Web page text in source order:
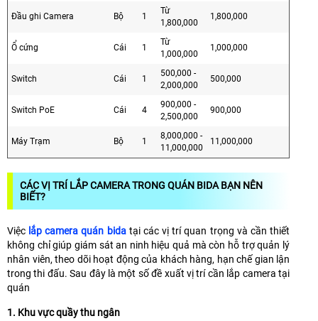
Đầu ghi Camera Bộ 1
Từ
1,800,000
1,800,000
Ổ cứng Cái 1
Từ
1,000,000
1,000,000
Switch Cái 1
500,000 -
2,000,000
500,000
Switch PoE Cái 4
900,000 -
2,500,000
900,000
Máy Trạm Bộ 1
8,000,000 -
11,000,000
11,000,000
CÁC VỊ TRÍ LẮP CAMERA TRONG QUÁN BIDA BẠN NÊN
BIẾT?
Việc lắp camera quán bidatại các vị trí quan trọng và cần thiết
không chỉ giúp giám sát an ninh hiệu quả mà còn hỗ trợ quản lý
nhân viên, theo dõi hoạt động của khách hàng, hạn chế gian lận
trong thi đấu. Sau đây là một số đề xuất vị trí cần lắp camera tại
quán
1. Khu vực quầy thu ngân